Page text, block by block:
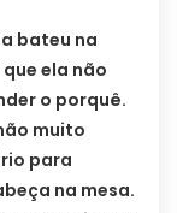
bateu na
ela não
o porquê.
muito
para
na mesa.